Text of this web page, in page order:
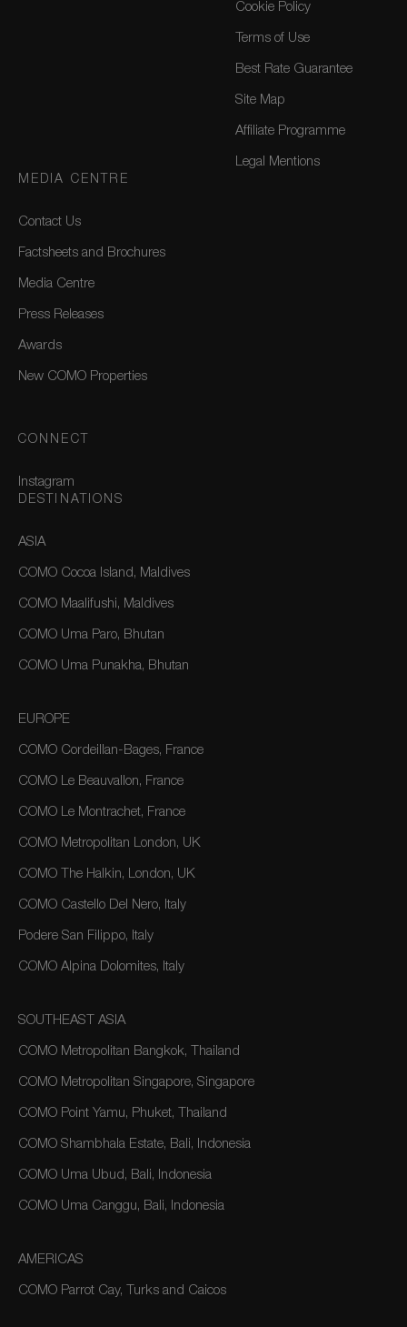
Cookie Policy
Terms of Use
Best Rate Guarantee
Site Map
Affiliate Programme
Legal Mentions
MEDIA CENTRE
Contact Us
Factsheets and Brochures
Media Centre
Press Releases
Awards
New COMO Properties
CONNECT
Instagram
DESTINATIONS
ASIA
COMO Cocoa Island, Maldives
COMO Maalifushi, Maldives
COMO Uma Paro, Bhutan
COMO Uma Punakha, Bhutan
EUROPE
COMO Cordeillan-Bages, France
COMO Le Beauvallon, France
COMO Le Montrachet, France
COMO Metropolitan London, UK
COMO The Halkin, London, UK
COMO Castello Del Nero, Italy
Podere San Filippo, Italy
COMO Alpina Dolomites, Italy
SOUTHEAST ASIA
COMO Metropolitan Bangkok, Thailand
COMO Metropolitan Singapore, Singapore
COMO Point Yamu, Phuket, Thailand
COMO Shambhala Estate, Bali, Indonesia
COMO Uma Ubud, Bali, Indonesia
COMO Uma Canggu, Bali, Indonesia
AMERICAS
COMO Parrot Cay, Turks and Caicos